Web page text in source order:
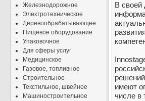
Железнодорожное
Электротехническое
Деревообрабатывающее
Пищевое оборудование
Упаковочное
Для сферы услуг
Медицинское
Газовое, топливное
Строительное
Текстильное, швейное
Машиностроительное
В своей
имеют
числе в